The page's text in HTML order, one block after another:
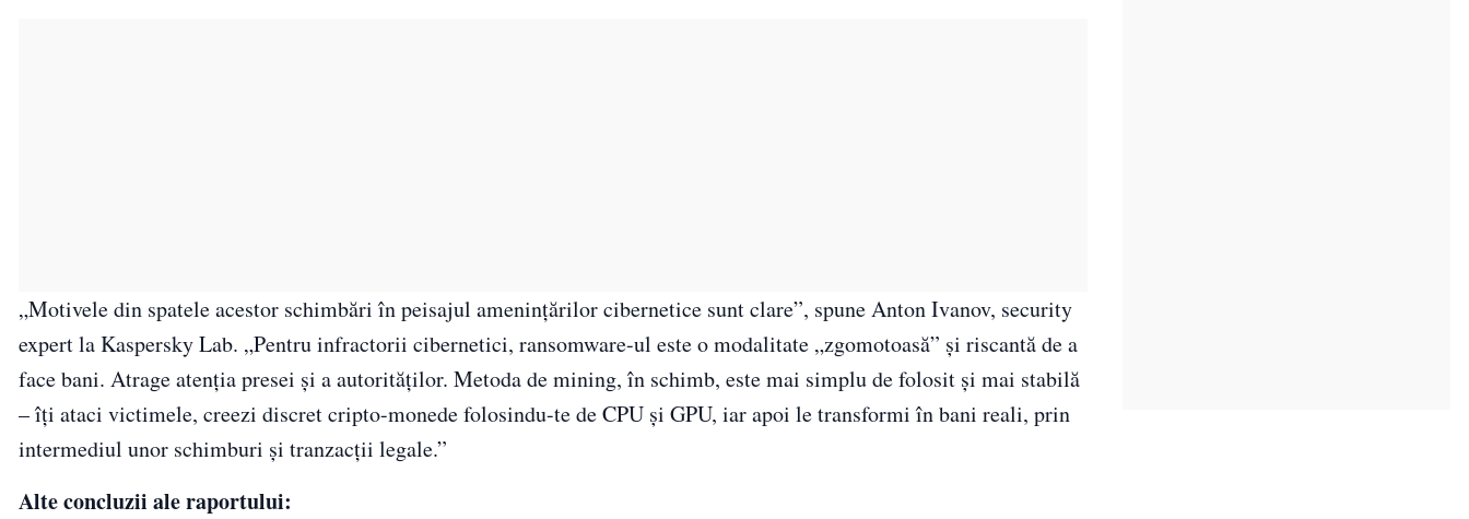
„Motivele din spatele acestor schimbări în peisajul amenințărilor cibernetice sunt clare”, spune Anton Ivanov, security
expert la Kaspersky Lab. „Pentru infractorii cibernetici, ransomware-ul este o modalitate „zgomotoasă” și riscantă de a
face bani. Atrage atenția presei și a autorităților. Metoda de mining, în schimb, este mai simplu de folosit și mai stabilă
– îți ataci victimele, creezi discret cripto-monede folosindu-te de CPU și GPU, iar apoi le transformi în bani reali, prin
intermediul unor schimburi și tranzacții legale.”
Alte concluzii ale raportului: